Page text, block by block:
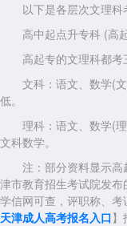
以下是各层次文理科
高中起点升专科 (高
高起专的文理科都考
文科：语文、数学(文)
低。
理科：语文、数学(理)
文科数学。
注：部分资料显示高
津市教育招生考试院发布
学信网可查，评职称、
天津成人高考报名入口】